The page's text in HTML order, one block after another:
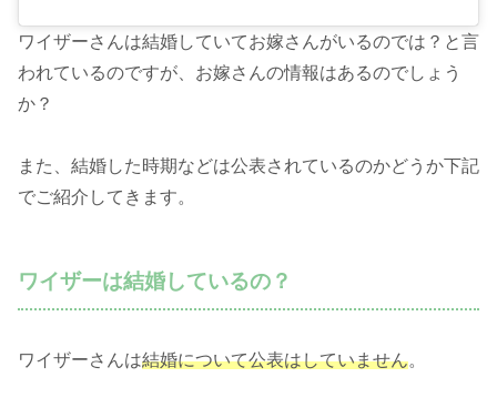
ワイザーさんは結婚していてお嫁さんがいるのでは？と言
われているのですが、お嫁さんの情報はあるのでしょう
か？
また、結婚した時期などは公表されているのかどうか下記
でご紹介してきます。
ワイザーは結婚しているの？
ワイザーさんは結婚について公表はしていません。